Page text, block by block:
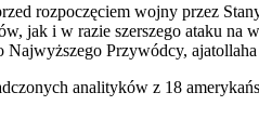
rozpoczęciem wojny przez
jak i w razie szerszego ataku na
Przywódcy,
analityków z 18